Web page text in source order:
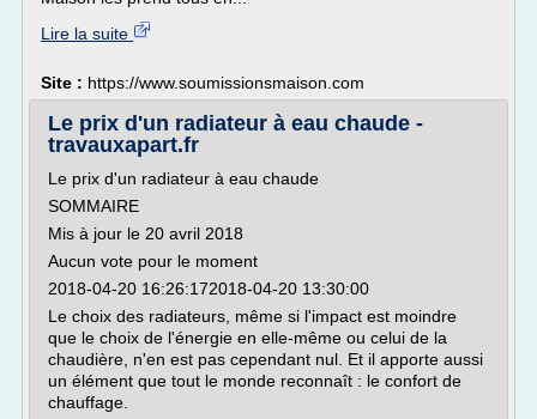
Lire la suite
Site : https://www.soumissionsmaison.com
Le prix d'un radiateur à eau chaude -
travauxapart.fr
Le prix d'un radiateur à eau chaude
SOMMAIRE
Mis à jour le 20 avril 2018
Aucun vote pour le moment
2018-04-20 16:26:172018-04-20 13:30:00
Le choix des radiateurs, même si l'impact est moindre
que le choix de l'énergie en elle-même ou celui de la
chaudière, n'en est pas cependant nul. Et il apporte aussi
un élément que tout le monde reconnaît : le confort de
chauffage.